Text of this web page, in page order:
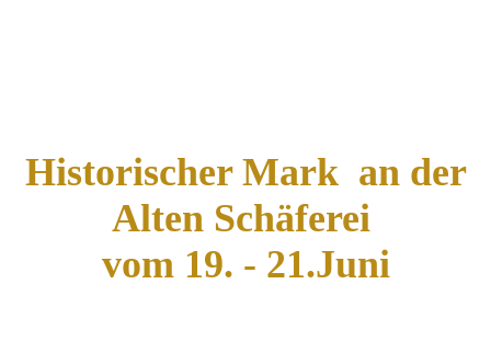
Historischer Mark an der
Alten Schäferei
vom 19. - 21.Juni